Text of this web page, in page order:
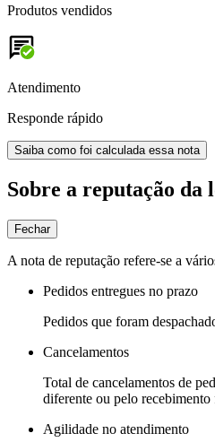
Produtos vendidos
Atendimento
Responde rápido
Saiba como foi calculada essa nota
Sobre a reputação da
Fechar
A nota de reputação refere-se a
Pedidos entregues no prazo
Pedidos que foram
Cancelamentos
Total de cancelamentos de
diferente ou pelo recebimento
Agilidade no atendimento